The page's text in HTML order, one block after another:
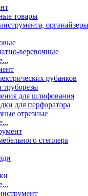
товары
органайзеры
веревочные
рубанков
труборезы
для шлифования
для перфоратора
отрезные
степлера